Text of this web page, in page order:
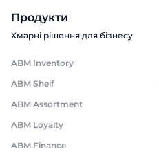
Продукти
Хмарні рішення для бізнесу
ABM Inventory
ABM Shelf
ABM Assortment
ABM Loyalty
ABM Finance